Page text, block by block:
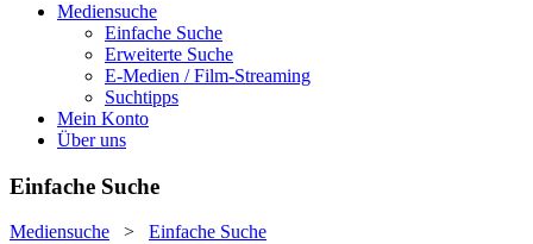
Mediensuche
Einfache Suche
Erweiterte Suche
E-Medien / Film-Streaming
Suchtipps
Mein Konto
Über uns
Einfache Suche
Mediensuche > Einfache Suche